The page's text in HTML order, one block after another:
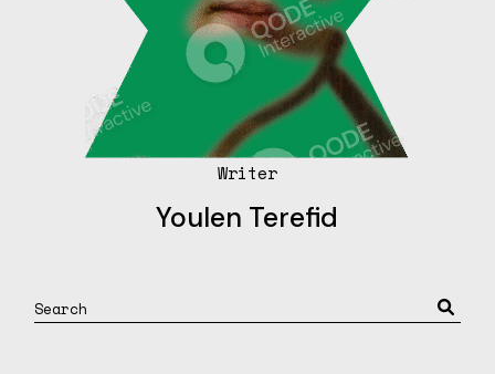
Writer
Youlen Terefid